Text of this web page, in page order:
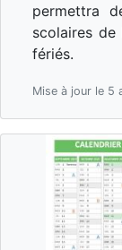
permettra
scolaires
fériés.
Mise à jour le 5